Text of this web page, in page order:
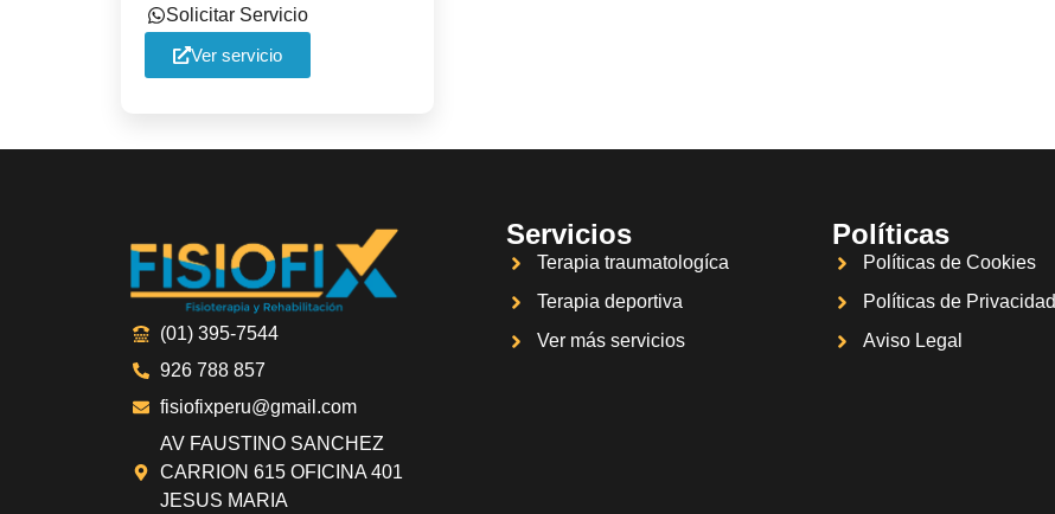
Solicitar Servicio
Ver servicio
(01) 395-7544
926 788 857
fisiofixperu@gmail.com
AV FAUSTINO SANCHEZ
CARRION 615 OFICINA 401
JESUS MARIA
Servicios
Terapia traumatologíca
Terapia deportiva
Ver más servicios
Políticas
Políticas de Cookies
Políticas de Privacidad
Aviso Legal